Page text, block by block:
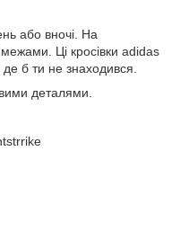
або вночі. На
Ці кросівки adidas
б ти не знаходився.
деталями.